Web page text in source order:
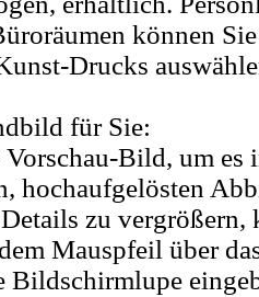
können
Drucks
für Sie:
Bild, um es
hochaufgelösten
zu vergrößern,
Mauspfeil über
Bildschirmlupe